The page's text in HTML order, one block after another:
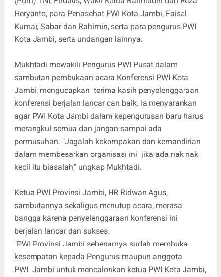
Heryanto, para Penasehat PWI Kota Jambi, Faisal
Kumar, Sabar dan Rahimin, serta para pengurus PWI
Kota Jambi, serta undangan lainnya.
Mukhtadi mewakili Pengurus PWI Pusat dalam
sambutan pembukaan acara Konferensi PWI Kota
Jambi, mengucapkan terima kasih penyelenggaraan
konferensi berjalan lancar dan baik. Ia menyarankan
agar PWI Kota Jambi dalam kepengurusan baru harus
merangkul semua dan jangan sampai ada
permusuhan. "Jagalah kekompakan dan kemandirian
dalam membesarkan organisasi ini jika ada riak riak
kecil itu biasalah," ungkap Mukhtadi.
Ketua PWI Provinsi Jambi, HR Ridwan Agus,
sambutannya sekaligus menutup acara, merasa
bangga karena penyelenggaraan konferensi ini
berjalan lancar dan sukses.
"PWI Provinsi Jambi sebenarnya sudah membuka
kesempatan kepada Pengurus maupun anggota
PWI Jambi untuk mencalonkan ketua PWI Kota Jambi,